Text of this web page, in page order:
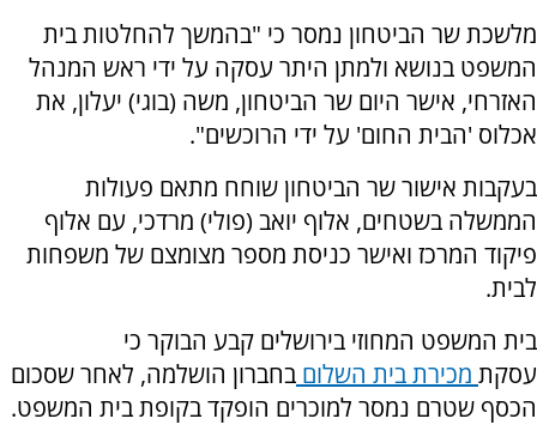
מלשכת שר הביטחון נמסר כי "בהמשך להחלטות בית
המשפט בנושא ולמתן היתר עסקה על ידי ראש המנהל
האזרחי, אישר היום שר הביטחון, משה (בוגי) יעלון, את
אכלוס 'הבית החום' על ידי הרוכשים".
בעקבות אישור שר הביטחון שוחח מתאם פעולות
הממשלה בשטחים, אלוף יואב (פולי) מרדכי, עם אלוף
פיקוד המרכז ואישר כניסת מספר מצומצם של משפחות
לבית.
בית המשפט המחוזי בירושלים קבע הבוקר כי
עסקת מכירת בית השלום בחברון הושלמה, לאחר שסכום
הכסף שטרם נמסר למוכרים הופקד בקופת בית המשפט.